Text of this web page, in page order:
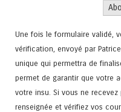
Une fois le formulaire validé,
vérification, envoyé par
unique qui permettra de
permet de garantir que votre
votre insu. Si vous ne
renseignée et vérifiez vos